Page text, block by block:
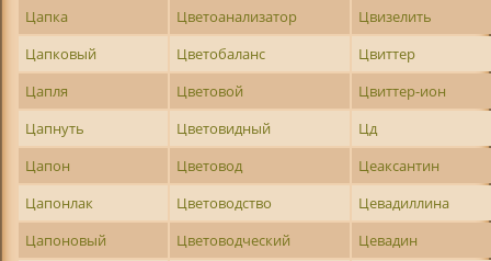
Цапка
Цветоанализатор
Цвизелить
Цапковый
Цветобаланс
Цвиттер
Цапля
Цветовой
Цвиттер-ион
Цапнуть
Цветовидный
Цд
Цапон
Цветовод
Цеаксантин
Цапонлак
Цветоводство
Цевадиллина
Цапоновый
Цветоводческий
Цевадин